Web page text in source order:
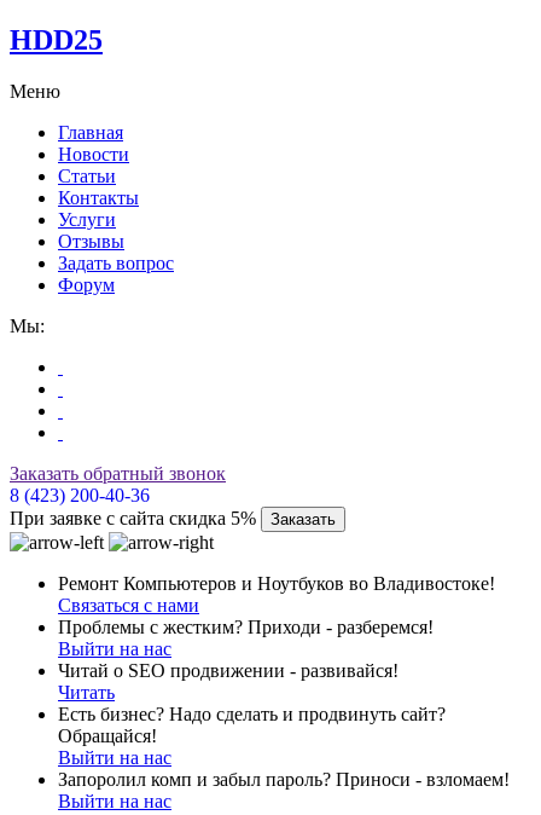
HDD25
Меню
Главная
Новости
Статьи
Контакты
Услуги
Отзывы
Задать вопрос
Форум
Мы:
Заказать обратный звонок
8 (423) 200-40-36
При заявке с сайта скидка 5%
Заказать
Ремонт Компьютеров и Ноутбуков во Владивостоке!
Связаться с нами
Проблемы с жестким? Приходи - разберемся!
Выйти на нас
Читай о SEO продвижении - развивайся!
Читать
Есть бизнес? Надо сделать и продвинуть сайт?
Обращайся!
Выйти на нас
Запоролил комп и забыл пароль? Приноси - взломаем!
Выйти на нас